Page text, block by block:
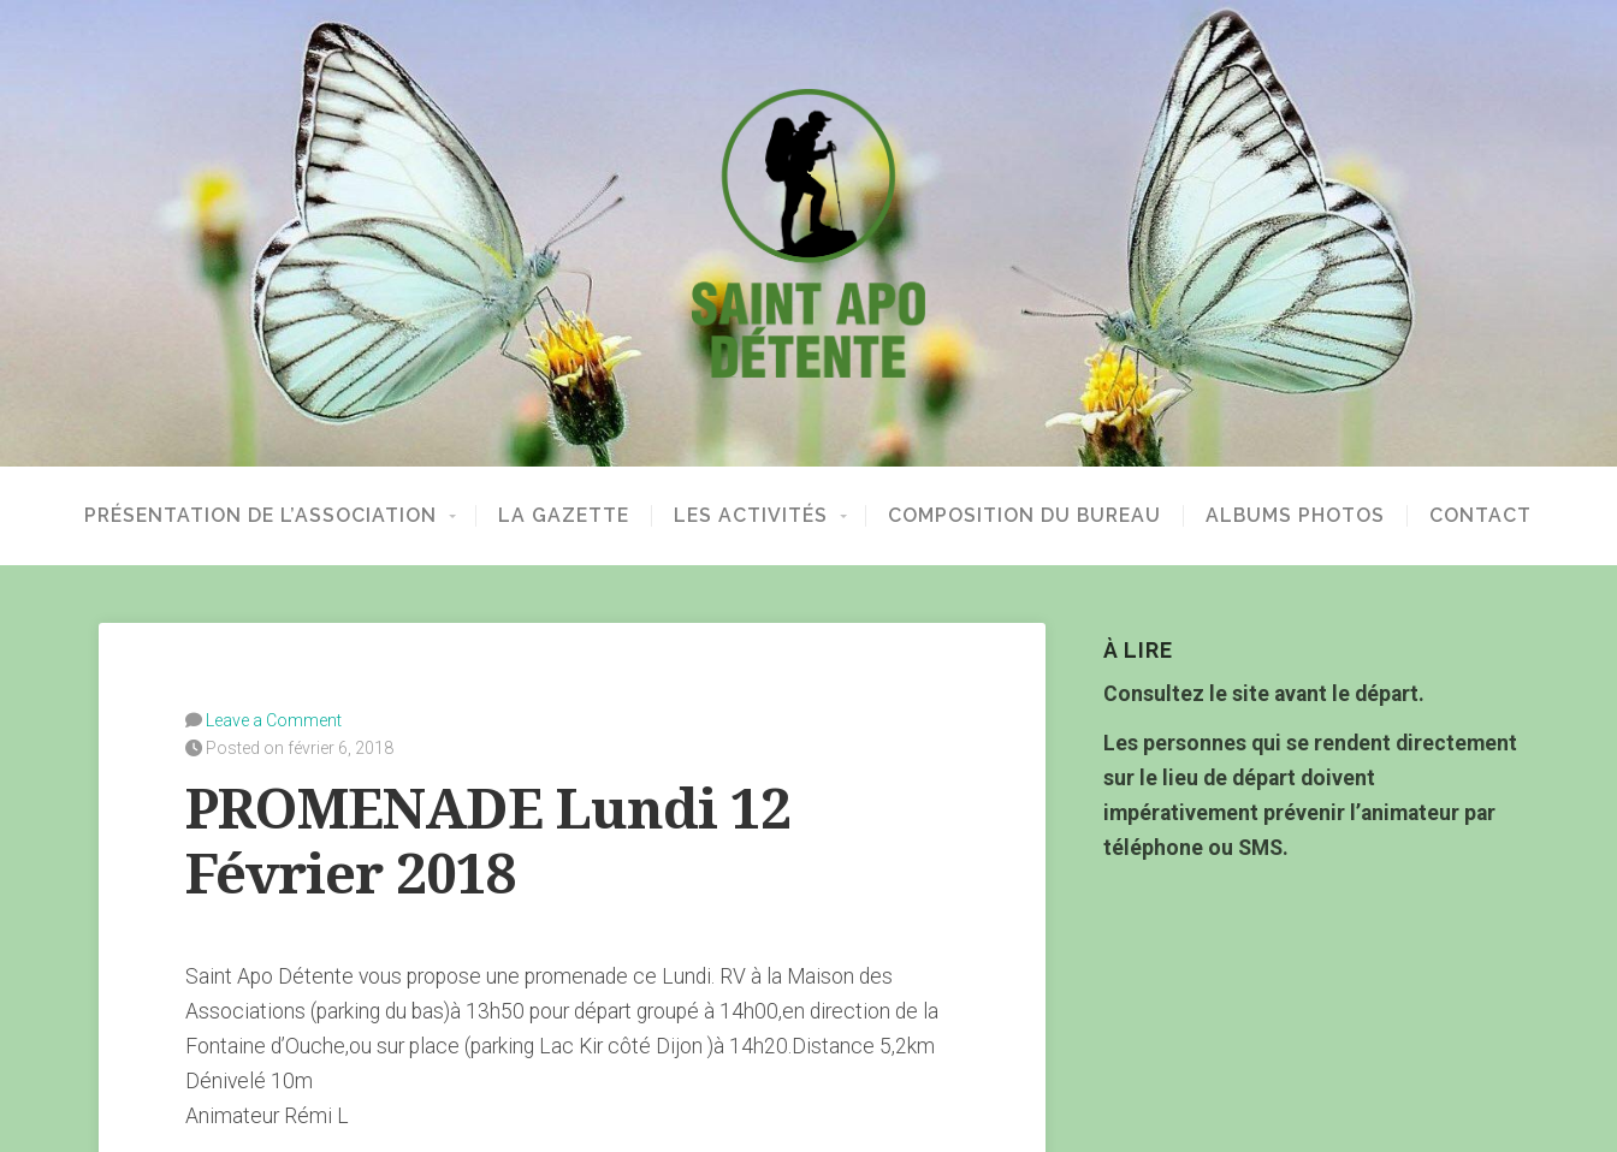
PRÉSENTATION DE L’ASSOCIATION LA GAZETTE LES ACTIVITÉS COMPOSITION DU BUREAU ALBUMS PHOTOS CONTACT
Leave a Comment
Posted on février 6, 2018
PROMENADE Lundi 12
Février 2018
Saint Apo Détente vous propose une promenade ce Lundi. RV à la Maison des
Associations (parking du bas)à 13h50 pour départ groupé à 14h00,en direction de la
Fontaine d’Ouche,ou sur place (parking Lac Kir côté Dijon )à 14h20.Distance 5,2km
Dénivelé 10m
Animateur Rémi L
À LIRE
Consultez le site avant le départ.
Les personnes qui se rendent directement
sur le lieu de départ doivent
impérativement prévenir l’animateur par
téléphone ou SMS.